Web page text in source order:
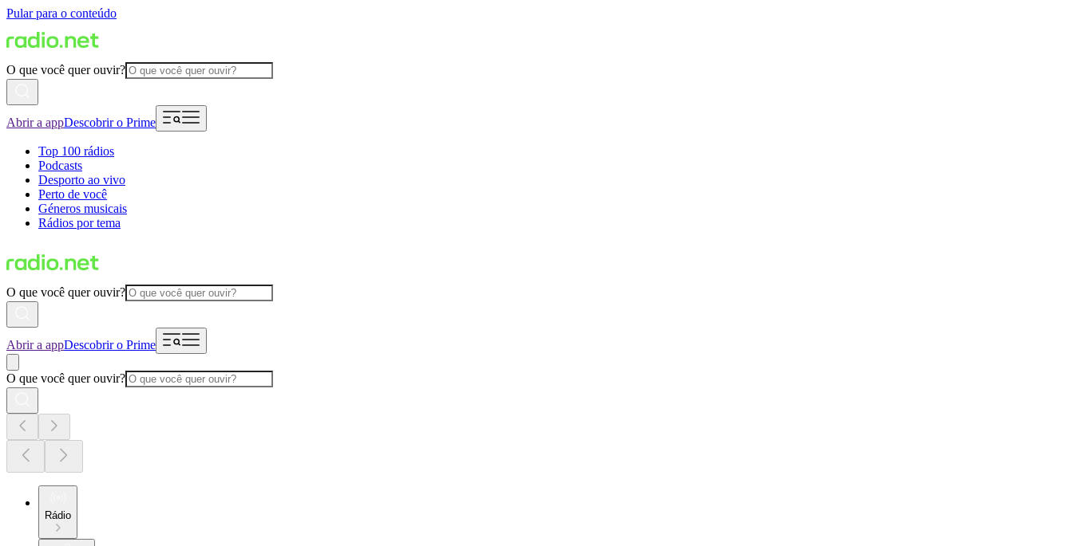
Pular para o conteúdo
O que você quer ouvir?
Abrir a appDescobrir o Prime
Top 100 rádios
Podcasts
Desporto ao vivo
Perto de você
Géneros musicais
Rádios por tema
O que você quer ouvir?
Abrir a appDescobrir o Prime
O que você quer ouvir?
Rádio